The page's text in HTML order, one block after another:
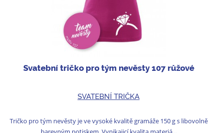
Svatební tričko pro tým nevěsty 107 růžové
SVATEBNÍ TRIČKA
Tričko pro tým nevěsty je ve vysoké kvalitě gramáže 150 g s libovolně